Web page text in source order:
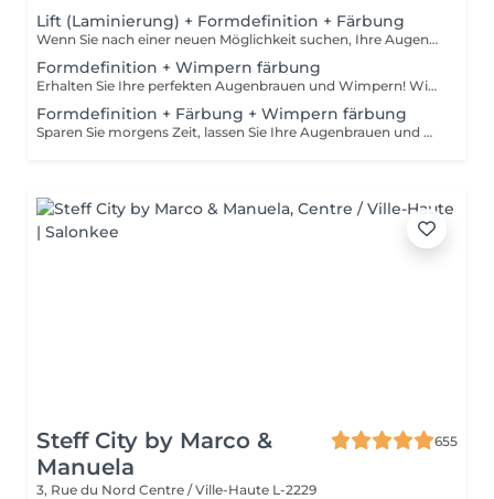
Lift (Laminierung) + Formdefinition + Färbung
Wenn Sie nach einer neuen Möglichkeit suchen, Ihre Augenbrauen zu verbessern, brauchen Sie nicht weiter zu suchen als die Augenbrauenlifting-Behandlung! Während des Prozesses bedeckt die Spezialistin die Haare mit speziellen Zusammensetzungen für langanhaltendes Styling und Fixierung. Die Augenbrauenlaminierung geht mit einer Färbung einher. Das Ergebnis sind helle, ordentliche und gepflegte Augenbrauen, und die gewünschte Form bleibt lange Zeit unverändert. Wie wird das Augenbrauenlifting durchgeführt? - Beratung (um die perfekte Form und Farbe zu besprechen) - Vorbereitung (Augenbrauen werden gewaschen und markiert) - Augenbrauenstyling wird aufgetragen - Augenbrauenfixierung wird aufgetragen - zupfen (Überschüssige Haare werden mit einer Pinzette entfernt) - färben (Farbe oder Henna wird aufgetragen) - Produkte werden von den Augenbrauen entfernt - Antiseptikum und Creme werden aufgetragen - Augenbrauen werden in die gewünschte Position gebürstet Altersbeschränkungen: empfohlenes Mindestalter ab 16 Jahren. Empfehlungen nach dem Eingriff: die Augenbrauen 24 Stunden lang nicht waschen, keine Sauna besuchen und kein Make-up auftragen. Frequenz: einmal in 6-8 Wochen.
Formdefinition + Wimpern färbung
Erhalten Sie Ihre perfekten Augenbrauen und Wimpern! Wie wird die Form Definierung + Wimpern färben durchgeführt? - Beratung (um die perfekte Form und Farbe zu besprechen) - Vorbereitung (Augenbrauen werden gewaschen und markiert) - wachsen (Überschüssige Haare werden mit Wachs entfernt) - zupfen (Überschüssige Haare werden mit einer Pinzette entfernt) - Antiseptikum und Creme werden aufgetragen - Wimpern werden gewaschen - Augencreme wird aufgetragen - Klebeband und die Patches werden aufgetragen - färben - Klebeband und die Patches werden entfernt Altersbeschränkungen: empfohlenes Mindestalter ab 12 Jahren. Empfehlungen nach dem Eingriff: in den ersten 4 Stunden nach dem Eingriff keine Makeup-Produkte auf die Haut in der Nähe der Augenbrauen auftragen. Die Wimpern 24 Stunden nach dem Eingriff nicht nass machen. Frequenz: einmal in 3-4 Wochen.
Formdefinition + Färbung + Wimpern färbung
Sparen Sie morgens Zeit, lassen Sie Ihre Augenbrauen und Wimpern machen! Wie wird die Formgebung, das Färben Augenbrauen und Wimpern durchgeführt? - Beratung (um die perfekte Form und Farbe zu besprechen) - Vorbereitung (Augenbrauen werden gewaschen und markiert) - wachsen (Überschüssige Haare werden mit Wachs entfernt) - zupfen (Überschüssige Haare werden mit einer Pinzette entfernt) - färben (Farbe oder Henna wird aufgetragen) - Überschüssige Farbe wird entfernt - Antiseptikum und Creme werden aufgetragen - Wimpern werden gewaschen - Augencreme wird aufgetragen - Klebeband und die Patches werden aufgetragen - färben - Klebeband und die Patches werden entfernt Altersbeschränkungen: empfohlenes Mindestalter ab 14 Jahren. Empfehlungen nach dem Eingriff: die Augenbrauen und Wimpern vor 24 Stunden nicht nass machen und kein Make-up auftragen. Frequenz: einmal in 3-4 Wochen.
Steff City by Marco &
Manuela
655
3, Rue du Nord Centre / Ville-Haute L-2229